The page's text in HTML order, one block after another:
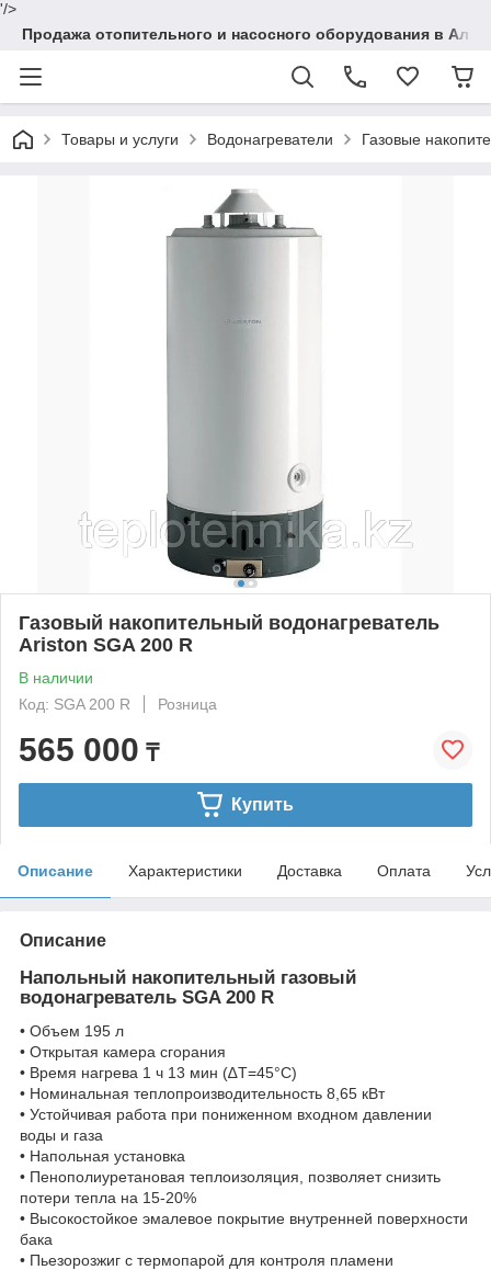
'/>
Продажа отопительного и насосного оборудования в
Товары и услуги Водонагреватели Газовые
Газовый накопительный водонагреватель
Ariston SGA 200 R
В наличии
Код: SGA 200 R
Розница
565 000 ₸
Купить
Описание Характеристики Доставка Оплата
Описание
Напольный накопительный газовый
водонагреватель SGA 200 R
• Объем 195 л
• Открытая камера сгорания
• Время нагрева 1 ч 13 мин (∆Т=45°С)
• Номинальная теплопроизводительность 8,65 кВт
• Устойчивая работа при пониженном входном давлении
воды и газа
• Напольная установка
• Пенополиуретановая теплоизоляция, позволяет снизить
потери тепла на 15-20%
• Высокостойкое эмалевое покрытие внутренней поверхности
бака
• Пьезорозжиг с термопарой для контроля пламени